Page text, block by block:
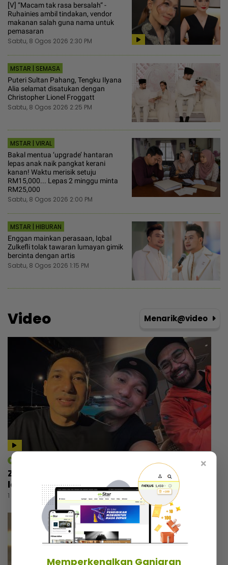
[V] “Macam tak rasa bersalah“ -
Ruhainies ambil tindakan, vendor
makanan salah guna nama untuk
pemasaran
Sabtu, 8 Ogos 2026 2:30 PM
MSTAR | SEMASA
Puteri Sultan Pahang, Tengku Ilyana
Alia selamat disatukan dengan
Christopher Lionel Froggatt
Sabtu, 8 Ogos 2026 2:25 PM
MSTAR | VIRAL
Bakal mentua ‘upgrade’ hantaran
lepas anak naik pangkat kerani
kanan! Waktu merisik setuju
RM15,000... Lepas 2 minggu minta
RM25,000
Sabtu, 8 Ogos 2026 2:00 PM
MSTAR | HIBURAN
Enggan mainkan perasaan, Iqbal
Zulkefli tolak tawaran lumayan gimik
bercinta dengan artis
Sabtu, 8 Ogos 2026 1:15 PM
Video Menarik@video
Zizan Razak rancang wujudkan platform
lawak, beri bayangan ‘comeback’ Jozan
1 hari lalu
×
Memperkenalkan Ganjaran